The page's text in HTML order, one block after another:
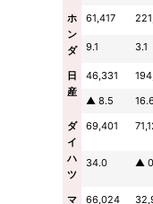
ホ
ン
ダ
61,417
9.1 3.1
日
産
46,331
▲ 8.5
ダ
イ
ハ
ツ
69,401
34.0 ▲
マ 66,024